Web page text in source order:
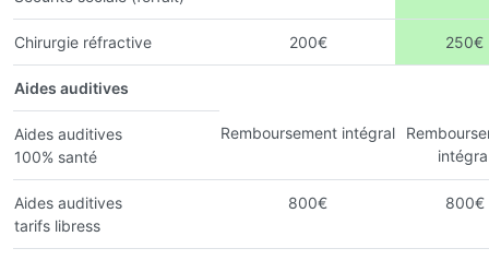
Chirurgie réfractive 200€ 250€
Aides auditives
Aides auditives
100% santé
Remboursement intégral
Aides auditives
tarifs libress
800€ 800€